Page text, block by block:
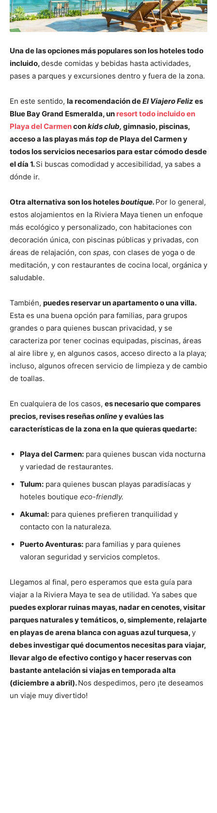
Una de las opciones más populares son los hoteles todo
incluido,desde comidas y bebidas hasta actividades,
pases a parques y excursiones dentro y fuera de la zona.
En este sentido, la recomendación deEl Viajero Felizes
Blue Bay Grand Esmeralda, un resort todo incluido en
Playa del Carmenconkids club, gimnasio, piscinas,
acceso a las playas mástop de Playa del Carmen y
todos los servicios necesarios para estar cómodo desde
el día 1.Si buscas comodidad y accesibilidad, ya sabes a
dónde ir.
Otra alternativa son los hotelesboutique. Por lo general,
estos alojamientos en la Riviera Maya tienen un enfoque
más ecológico y personalizado, con habitaciones con
decoración única, con piscinas públicas y privadas, con
áreas de relajación, con spas, con clases de yoga o de
meditación, y con restaurantes de cocina local, orgánica y
saludable.
También, puedes reservar un apartamento o una villa.
Esta es una buena opción para familias, para grupos
grandes o para quienes buscan privacidad, y se
caracteriza por tener cocinas equipadas, piscinas, áreas
al aire libre y, en algunos casos, acceso directo a la playa;
incluso, algunos ofrecen servicio de limpieza y de cambio
de toallas.
En cualquiera de los casos, es necesario que compares
precios, revises reseñasonliney evalúes las
características de la zona en la que quieras quedarte:
Playa del Carmen: para quienes buscan vida nocturna
y variedad de restaurantes.
Tulum: para quienes buscan playas paradisíacas y
hoteles boutique eco-friendly.
Akumal: para quienes prefieren tranquilidad y
contacto con la naturaleza.
Puerto Aventuras: para familias y para quienes
valoran seguridad y servicios completos.
Llegamos al final, pero esperamos que esta guía para
viajar a la Riviera Maya te sea de utilidad. Ya sabes que
puedes explorar ruinas mayas, nadar en cenotes, visitar
parques naturales y temáticos, o, simplemente, relajarte
en playas de arena blanca con aguas azul turquesa,y
debes investigar qué documentos necesitas para viajar,
llevar algo de efectivo contigo y hacer reservas con
bastante antelación si viajas en temporada alta
(diciembre a abril).Nos despedimos, pero ¡te deseamos
un viaje muy divertido!